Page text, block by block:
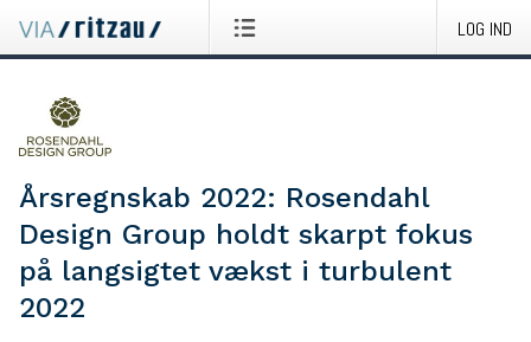
LOG IND
Årsregnskab 2022: Rosendahl
Design Group holdt skarpt fokus
på langsigtet vækst i turbulent
2022